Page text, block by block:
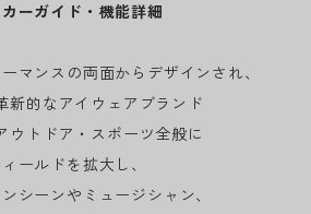
ーガイド・機能詳細
マンスの両面からデザインされ、
新的なアイウェアブランド
ウトドア・スポーツ全般に
ールドを拡大し、
シーンやミュージシャン、